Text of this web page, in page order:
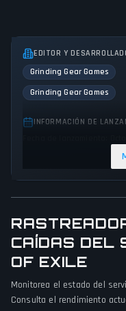
EDITOR Y
Grinding Gear Games
Grinding Gear Games
INFORMACIÓN DE
PERSPECTIVA DEL JUEGO
PLATAFORMAS
PC (Microsoft Windows)
CAÍDAS DEL
OF EXILE
Monitorea el estado del
Consulta el rendimiento